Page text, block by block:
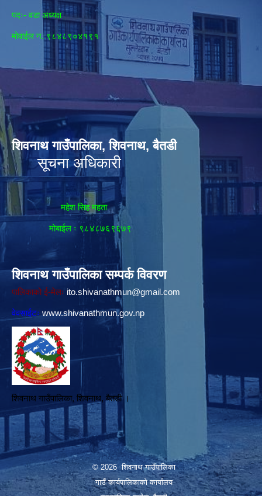
पदः- वडा अध्यक्ष
मोवाईल न‌. ९८४८९०४१९१
शिवनाथ गाउँपालिका, शिवनाथ, बैतडी
सूचना अधिकारी
महेश सिह महता
मोबाईल ः ९८४८७६९६७९
शिवनाथ गाउँपालिका सम्पर्क विवरण
पालिकाको ई-मेलः ito.shivanathmun@gmail.com
वेवसाईटः www.shivanathmun.gov.np
शिवनाथ गाउँपालिका, शिवनाथ, बैतडी ।
© 2026 शिवनाथ गाउँपालिका
गाउँ कार्यपालिकाकाे कार्यालय